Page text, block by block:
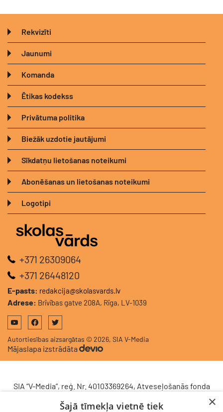
Rekvizīti
Jaunumi
Komanda
Ētikas kodekss
Privātuma politika
Biežāk uzdotie jautājumi
Sīkdatņu lietošanas noteikumi
Abonēšanas un lietošanas noteikumi
Logotipi
+371 26309064
+371 26448120
E-pasts: redakcija@skolasvards.lv
Adrese: Brīvības gatve 208A, Rīga, LV-1039
Autortiesības aizsargātas © 2026, SIA V-Media
Mājaslapa izstrādāta
SIA “V-Media”, reģ. Nr. 40103369264, Atveseļošanās fonda
komercdarbības procesu uzlabošanā - ieviesta klientu
×
Šajā tīmekļa vietnē tiek